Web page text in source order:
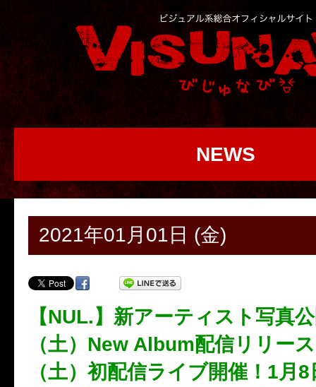
NEWS
2021年01月01日 (金)
【NUL.】新アーティスト写真
（土）New Album配信リリー
（土）初配信ライブ開催！1月